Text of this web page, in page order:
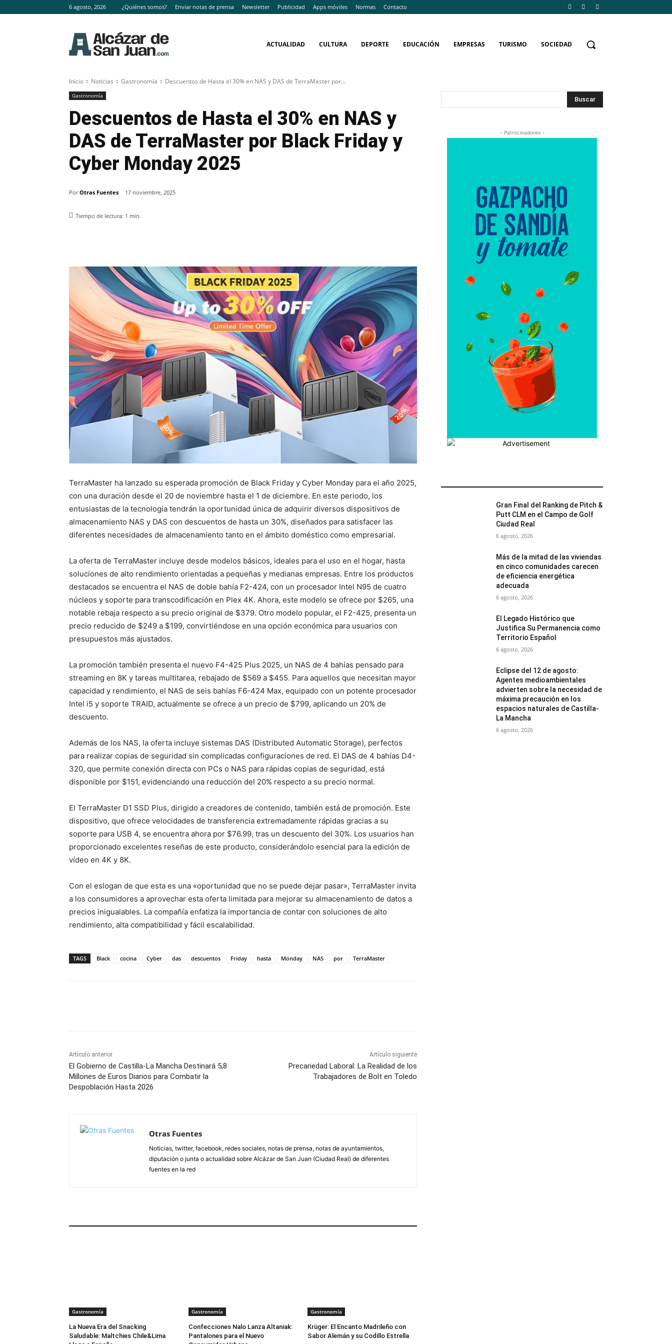
6 agosto, 2026 ¿Quiénes somos? Enviar notas de prensa Newsletter Publicidad Apps móviles Normas Contacto
ACTUALIDAD CULTURA DEPORTE EDUCACIÓN EMPRESAS TURISMO SOCIEDAD
Inicio Noticias Gastronomía Descuentos de Hasta el 30% en NAS y DAS de TerraMaster por...
Gastronomía
Descuentos de Hasta el 30% en NAS y
DAS de TerraMaster por Black Friday y
Cyber Monday 2025
Por Otras Fuentes 17 noviembre, 2025
Tiempo de lectura: 1 min.
TerraMaster ha lanzado su esperada promoción de Black Friday y Cyber Monday para el año 2025,
con una duración desde el 20 de noviembre hasta el 1 de diciembre. En este periodo, los
entusiastas de la tecnología tendrán la oportunidad única de adquirir diversos dispositivos de
almacenamiento NAS y DAS con descuentos de hasta un 30%, diseñados para satisfacer las
diferentes necesidades de almacenamiento tanto en el ámbito doméstico como empresarial.
La oferta de TerraMaster incluye desde modelos básicos, ideales para el uso en el hogar, hasta
soluciones de alto rendimiento orientadas a pequeñas y medianas empresas. Entre los productos
destacados se encuentra el NAS de doble bahía F2-424, con un procesador Intel N95 de cuatro
núcleos y soporte para transcodificación en Plex 4K. Ahora, este modelo se ofrece por $265, una
notable rebaja respecto a su precio original de $379. Otro modelo popular, el F2-425, presenta un
precio reducido de $249 a $199, convirtiéndose en una opción económica para usuarios con
presupuestos más ajustados.
La promoción también presenta el nuevo F4-425 Plus 2025, un NAS de 4 bahías pensado para
streaming en 8K y tareas multitarea, rebajado de $569 a $455. Para aquellos que necesitan mayor
capacidad y rendimiento, el NAS de seis bahías F6-424 Max, equipado con un potente procesador
Intel i5 y soporte TRAID, actualmente se ofrece a un precio de $799, aplicando un 20% de
descuento.
Además de los NAS, la oferta incluye sistemas DAS (Distributed Automatic Storage), perfectos
para realizar copias de seguridad sin complicadas configuraciones de red. El DAS de 4 bahías D4-
320, que permite conexión directa con PCs o NAS para rápidas copias de seguridad, está
disponible por $151, evidenciando una reducción del 20% respecto a su precio normal.
El TerraMaster D1 SSD Plus, dirigido a creadores de contenido, también está de promoción. Este
dispositivo, que ofrece velocidades de transferencia extremadamente rápidas gracias a su
soporte para USB 4, se encuentra ahora por $76.99, tras un descuento del 30%. Los usuarios han
proporcionado excelentes reseñas de este producto, considerándolo esencial para la edición de
vídeo en 4K y 8K.
Con el eslogan de que esta es una «oportunidad que no se puede dejar pasar», TerraMaster invita
a los consumidores a aprovechar esta oferta limitada para mejorar su almacenamiento de datos a
precios inigualables. La compañía enfatiza la importancia de contar con soluciones de alto
rendimiento, alta compatibilidad y fácil escalabilidad.
TAGS Black cocina Cyber das descuentos Friday hasta Monday NAS por TerraMaster
Artículo anterior
El Gobierno de Castilla-La Mancha Destinará 5,8
Millones de Euros Diarios para Combatir la
Despoblación Hasta 2026
Artículo siguiente
Precariedad Laboral: La Realidad de los
Trabajadores de Bolt en Toledo
Otras Fuentes
Noticias, twitter, facebook, redes sociales, notas de prensa, notas de ayuntamientos,
diputación o junta o actualidad sobre Alcázar de San Juan (Ciudad Real) de diferentes
fuentes en la red
Gastronomía
La Nueva Era del Snacking
Saludable: Maltchies Chile&Lima
Gastronomía
Confecciones Nalo Lanza Altaniak:
Pantalones para el Nuevo
Gastronomía
Krüger: El Encanto Madrileño con
Sabor Alemán y su Codillo Estrella
Buscar
- Patrocinadores -
Gran Final del Ranking de Pitch &
Putt CLM en el Campo de Golf
Ciudad Real
6 agosto, 2026
Más de la mitad de las viviendas
en cinco comunidades carecen
de eficiencia energética
adecuada
6 agosto, 2026
El Legado Histórico que
Justifica Su Permanencia como
Territorio Español
6 agosto, 2026
Eclipse del 12 de agosto:
Agentes medioambientales
advierten sobre la necesidad de
máxima precaución en los
espacios naturales de Castilla-
La Mancha
6 agosto, 2026